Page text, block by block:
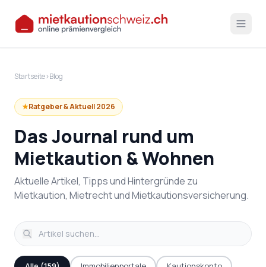
Startseite›Blog
★Ratgeber & Aktuell 2026
Das Journal rund um
Mietkaution & Wohnen
Aktuelle Artikel, Tipps und Hintergründe zu
Mietkaution, Mietrecht und Mietkautionsversicherung.